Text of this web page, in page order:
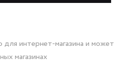
интернет-магазина и может
магазинах